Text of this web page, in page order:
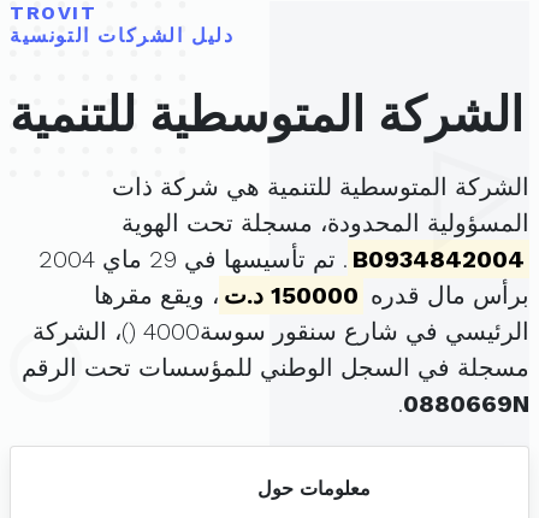
TROVIT
دليل الشركات التونسية
الشركة المتوسطية للتنمية
الشركة المتوسطية للتنمية هي شركة ذات
المسؤولية المحدودة، مسجلة تحت الهوية
B0934842004
. تم تأسيسها في 29 ماي 2004
برأس مال قدره 150000 د.ت
، ويقع مقرها
الرئيسي في شارع سنقور سوسة4000 (
)، الشركة
مسجلة في السجل الوطني للمؤسسات تحت الرقم
0880669N
.
معلومات حول